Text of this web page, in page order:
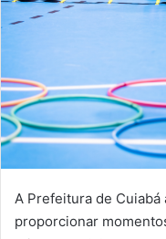
A Prefeitura de
proporcionar